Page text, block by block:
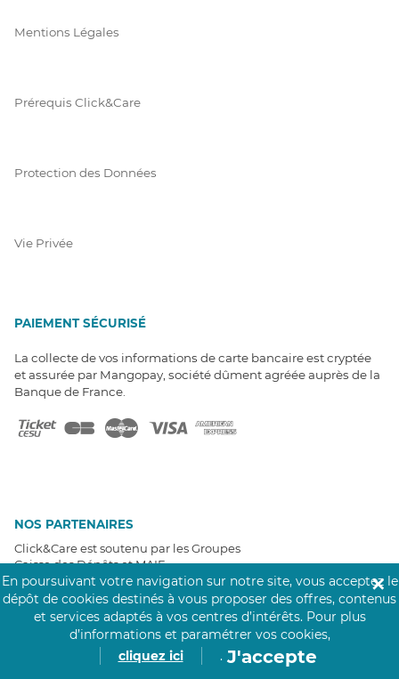
Mentions Légales
Prérequis Click&Care
Protection des Données
Vie Privée
PAIEMENT SÉCURISÉ
La collecte de vos informations de carte bancaire est cryptée
et assurée par Mangopay, société dûment agréée auprès de la
Banque de France.
NOS PARTENAIRES
Click&Care est soutenu par les Groupes
Caisse des Dépôts et MAIF.
En poursuivant votre navigation sur notre site, vous acceptez le
dépôt de cookies destinés à vous proposer des offres, contenus
et services adaptés à vos centres d’intérêts. Pour plus
d’informations et paramétrer vos cookies,
cliquez ici
. J'accepte
✕